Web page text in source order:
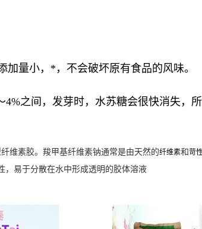
量小，*，不会破坏原有食品的风味。
之间，发芽时，水苏糖会很快消失，
维素胶。羧甲基纤维素钠通常是由天然的纤维素和苛
，易于分散在水中形成透明的胶体溶液